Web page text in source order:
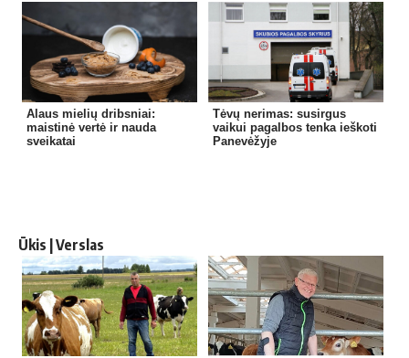
Alaus mielių dribsniai:
maistinė vertė ir nauda
sveikatai
Tėvų nerimas: susirgus
vaikui pagalbos tenka ieškoti
Panevėžyje
Ūkis | Verslas